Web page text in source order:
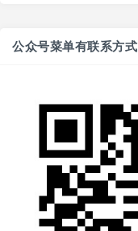
公众号菜单有联系方式